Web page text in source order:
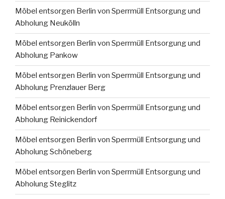
Möbel entsorgen Berlin von Sperrmüll Entsorgung und
Abholung Neukölln
Möbel entsorgen Berlin von Sperrmüll Entsorgung und
Abholung Pankow
Möbel entsorgen Berlin von Sperrmüll Entsorgung und
Abholung Prenzlauer Berg
Möbel entsorgen Berlin von Sperrmüll Entsorgung und
Abholung Reinickendorf
Möbel entsorgen Berlin von Sperrmüll Entsorgung und
Abholung Schöneberg
Möbel entsorgen Berlin von Sperrmüll Entsorgung und
Abholung Steglitz